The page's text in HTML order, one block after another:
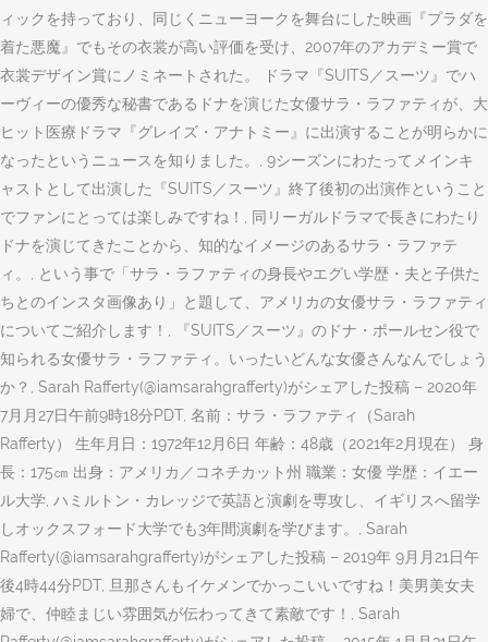
ィックを持っており、同じくニューヨークを舞台にした映画『プラダを
着た悪魔』でもその衣裳が高い評価を受け、2007年のアカデミー賞で
衣裳デザイン賞にノミネートされた。 ドラマ『SUITS／スーツ』でハ
ーヴィーの優秀な秘書であるドナを演じた女優サラ・ラファティが、大
ヒット医療ドラマ『グレイズ・アナトミー』に出演することが明らかに
なったというニュースを知りました。, 9シーズンにわたってメインキ
ャストとして出演した『SUITS／スーツ』終了後初の出演作ということ
でファンにとっては楽しみですね！, 同リーガルドラマで長きにわたり
ドナを演じてきたことから、知的なイメージのあるサラ・ラファテ
ィ。, という事で「サラ・ラファティの身長やエグい学歴・夫と子供た
ちとのインスタ画像あり」と題して、アメリカの女優サラ・ラファティ
についてご紹介します！, 『SUITS／スーツ』のドナ・ポールセン役で
知られる女優サラ・ラファティ。いったいどんな女優さんなんでしょう
か？, Sarah Rafferty(@iamsarahgrafferty)がシェアした投稿 – 2020年
7月月27日午前9時18分PDT, 名前：サラ・ラファティ（Sarah
Rafferty） 生年月日：1972年12月6日 年齢：48歳（2021年2月現在） 身
長：175㎝ 出身：アメリカ／コネチカット州 職業：女優 学歴：イエー
ル大学, ハミルトン・カレッジで英語と演劇を専攻し、イギリスへ留学
しオックスフォード大学でも3年間演劇を学びます。, Sarah
Rafferty(@iamsarahgrafferty)がシェアした投稿 – 2019年 9月月21日午
後4時44分PDT, 旦那さんもイケメンでかっこいいですね！美男美女夫
婦で、仲睦まじい雰囲気が伝わってきて素敵です！, Sarah